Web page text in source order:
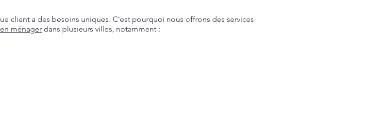
client a des besoins uniques. C'est pourquoi nous offrons des services
ménager dans plusieurs villes, notamment :